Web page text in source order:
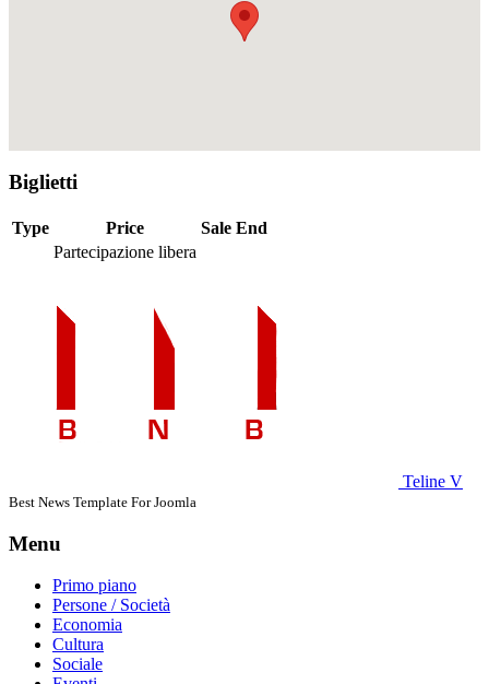
Biglietti
Type Price
Sale End
Partecipazione libera
Teline V
Best News Template For Joomla
Menu
Primo piano
Persone / Società
Economia
Cultura
Sociale